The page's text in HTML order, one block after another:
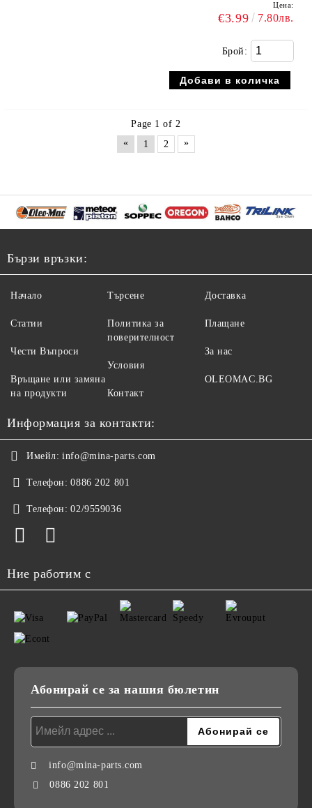
Цена:
€3.99 7.80лв.
Брой:
Page 1 of 2
«
1 2 »
Бързи връзки:
Начало
Статии
Чести Въпроси
Връщане или замяна
на продукти
Търсене
Политика за
поверителност
Условия
Контакт
Доставка
Плащане
За нас
OLEOMAC.BG
Информация за контакти:
Имейл: info@mina-parts.com
Телефон: 0886 202 801
Телефон: 02/9559036
Ние работим с
Абонирай се за нашия бюлетин
info@mina-parts.com
0886 202 801